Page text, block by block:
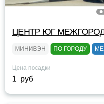
ЦЕНТР ЮГ
МИНИВЭН ПО ГОРОДУ
Цена посадки
1 руб